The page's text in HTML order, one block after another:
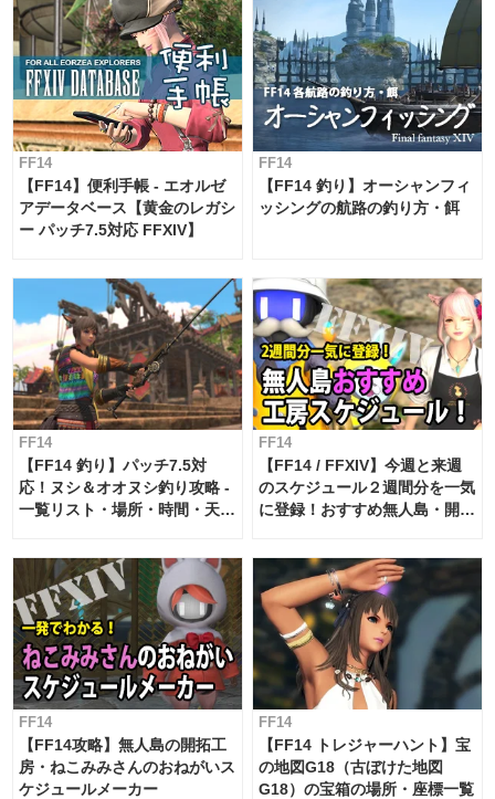
FF14
【FF14】便利手帳 - エオルゼ
アデータベース【黄金のレガシ
ー パッチ7.5対応 FFXIV】
FF14
【FF14 釣り】オーシャンフィ
ッシングの航路の釣り方・餌
FF14
【FF14 釣り】パッチ7.5対
応！ヌシ＆オオヌシ釣り攻略 -
一覧リスト・場所・時間・天
FF14
【FF14 / FFXIV】今週と来週
のスケジュール２週間分を一気
に登録！おすすめ無人島・開拓
FF14
【FF14攻略】無人島の開拓工
房・ねこみみさんのおねがいス
ケジュールメーカー
FF14
【FF14 トレジャーハント】宝
の地図G18（古ぼけた地図
G18）の宝箱の場所・座標一覧